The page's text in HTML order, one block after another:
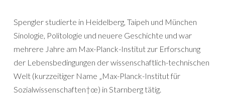
Spengler studierte in Heidelberg, Taipeh und München
Sinologie, Politologie und neuere Geschichte und war
mehrere Jahre am Max-Planck-Institut zur Erforschung
der Lebensbedingungen der wissenschaftlich-technischen
Welt (kurzzeitiger Name „Max-Planck-Institut für
Sozialwissenschaften†œ) in Starnberg tätig.